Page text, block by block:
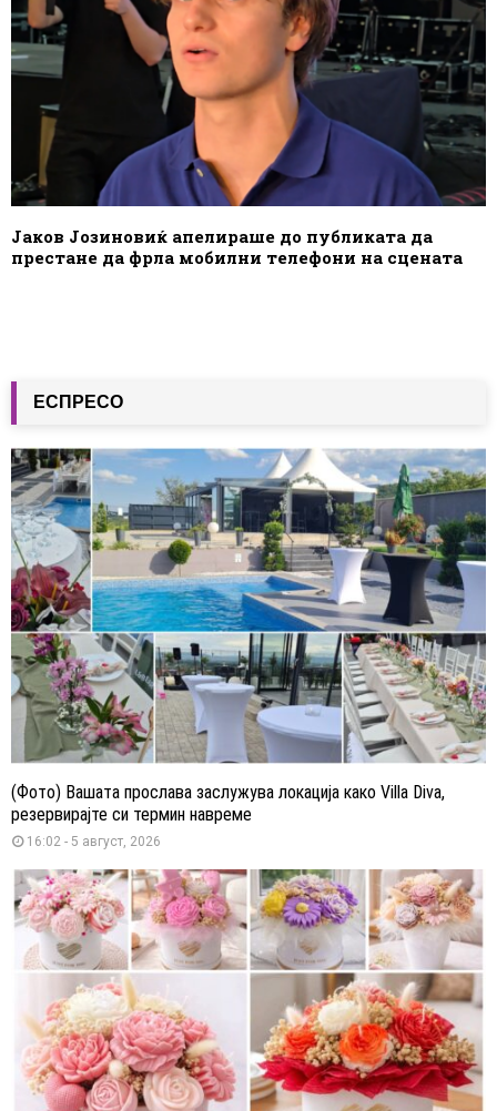
Јаков Јозиновиќ апелираше до публиката да
престане да фрла мобилни телефони на сцената
ЕСПРЕСО
(Фото) Вашата прослава заслужува локација како Villa Diva,
резервирајте си термин навреме
16:02 - 5 август, 2026